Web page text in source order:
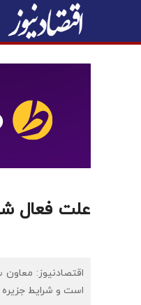
علت فعال
اقتصادنیوز:
است و شرایط جزیره